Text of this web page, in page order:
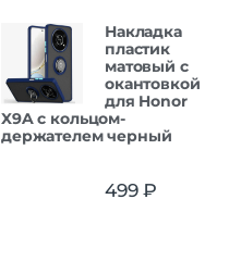
Накладка
пластик
матовый с
окантовкой
для Honor
X9A с кольцом-
держателем черный
499₽